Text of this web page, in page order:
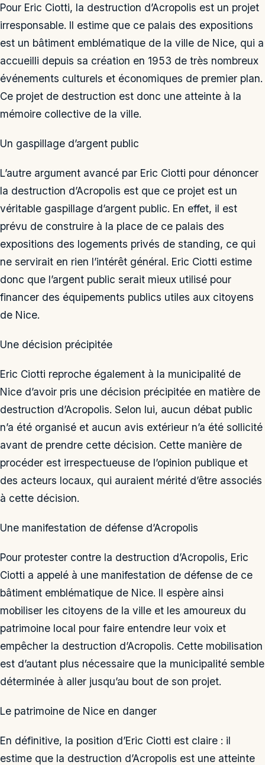
Pour Eric Ciotti, la destruction d’Acropolis est un projet
irresponsable. Il estime que ce palais des expositions
est un bâtiment emblématique de la ville de Nice, qui a
accueilli depuis sa création en 1953 de très nombreux
événements culturels et économiques de premier plan.
Ce projet de destruction est donc une atteinte à la
mémoire collective de la ville.
Un gaspillage d’argent public
L’autre argument avancé par Eric Ciotti pour dénoncer
la destruction d’Acropolis est que ce projet est un
véritable gaspillage d’argent public. En effet, il est
prévu de construire à la place de ce palais des
expositions des logements privés de standing, ce qui
ne servirait en rien l’intérêt général. Eric Ciotti estime
donc que l’argent public serait mieux utilisé pour
financer des équipements publics utiles aux citoyens
de Nice.
Une décision précipitée
Eric Ciotti reproche également à la municipalité de
Nice d’avoir pris une décision précipitée en matière de
destruction d’Acropolis. Selon lui, aucun débat public
n’a été organisé et aucun avis extérieur n’a été sollicité
avant de prendre cette décision. Cette manière de
procéder est irrespectueuse de l’opinion publique et
des acteurs locaux, qui auraient mérité d’être associés
à cette décision.
Une manifestation de défense d’Acropolis
Pour protester contre la destruction d’Acropolis, Eric
Ciotti a appelé à une manifestation de défense de ce
bâtiment emblématique de Nice. Il espère ainsi
mobiliser les citoyens de la ville et les amoureux du
patrimoine local pour faire entendre leur voix et
empêcher la destruction d’Acropolis. Cette mobilisation
est d’autant plus nécessaire que la municipalité semble
déterminée à aller jusqu’au bout de son projet.
Le patrimoine de Nice en danger
En définitive, la position d’Eric Ciotti est claire : il
estime que la destruction d’Acropolis est une atteinte